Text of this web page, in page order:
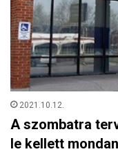
2021.10.12.
A szombatra
le kellett